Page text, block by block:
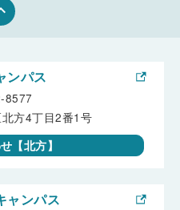
ンパス
8577
方4丁目2番1号
【北方】
ャンパス